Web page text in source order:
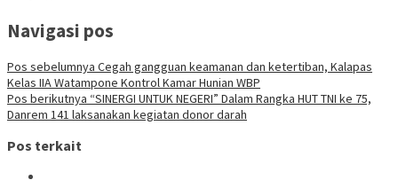
Navigasi pos
Pos sebelumnya Cegah gangguan keamanan dan ketertiban, Kalapas
Kelas IIA Watampone Kontrol Kamar Hunian WBP
Pos berikutnya “SINERGI UNTUK NEGERI” Dalam Rangka HUT TNI ke 75,
Danrem 141 laksanakan kegiatan donor darah
Pos terkait